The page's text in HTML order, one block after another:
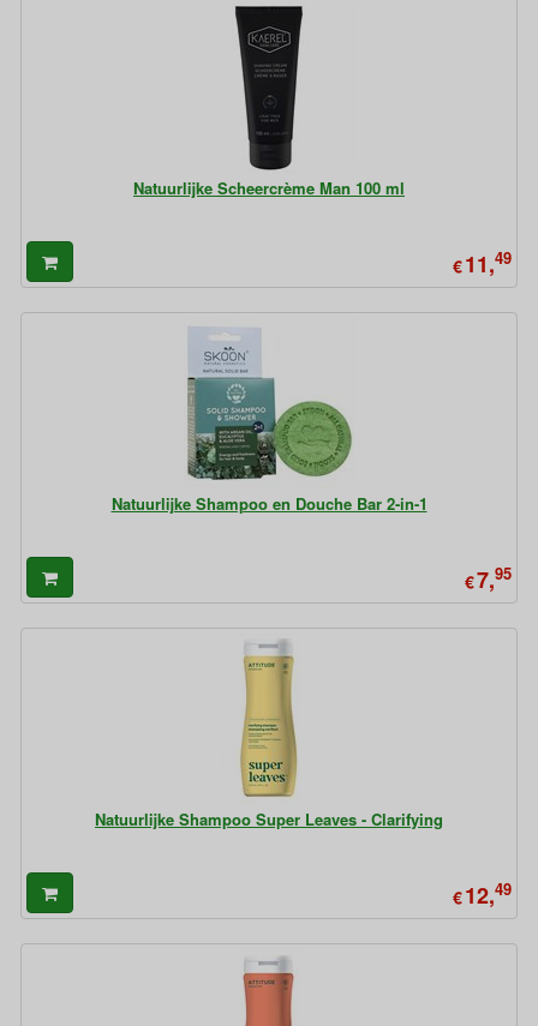
Natuurlijke Scheercrème Man 100 ml
€11,49
Natuurlijke Shampoo en Douche Bar 2-in-1
€7,95
Natuurlijke Shampoo Super Leaves - Clarifying
€12,49